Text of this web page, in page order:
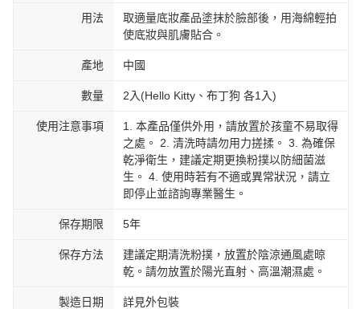
用法
取適量底妝產品塗抹於臉部後，用海綿輕拍
使底妝與肌膚貼合。
產地 中國
數量 2入(Hello Kitty、布丁狗 各1入)
使用注意事項
1. 本產品僅供外用，請放置於孩童不易取得
之處。 2. 清洗時請勿用力搓揉。 3. 為確保
乾淨衛生，建議定期更換粉撲以防細菌滋
生。 4. 使用時若有不適或異常狀況，請立
即停止並諮詢專業醫生。
保存期限 5年
保存方法
建議定期清洗粉撲，放置於陰涼通風處晾
乾。請勿放置於陽光直射、高溫潮濕處。
製造日期 詳見外包裝